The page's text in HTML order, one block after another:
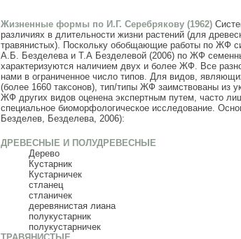
Жизненные формы по И.Г. Серебрякову (1962)
различиях в длительности жизни растений (для
травянистых). Поскольку обобщающие работы по ЖФ
А.Б. Безделева и Т.А Безделевой (2006) по ЖФ
характеризуются наличием двух и более ЖФ. Все
нами в ограниченное число типов. Для видов,
(более 1660 таксонов), тип/типы ЖФ заимствованы из
ЖФ других видов оценена экспертным путем, часто
специальное биоморфологическое исследование.
Безделев, Безделева, 2006):
ДРЕВЕСНЫЕ И ПОЛУДРЕВЕСНЫЕ
Дерево
Кустарник
Кустарничек
стланец
стланичек
деревянистая лиана
полукустарник
полукустарничек